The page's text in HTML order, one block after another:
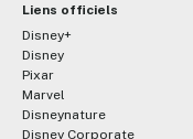
Liens officiels
Disney+
Disney
Pixar
Marvel
Disneynature
Disney Corporate